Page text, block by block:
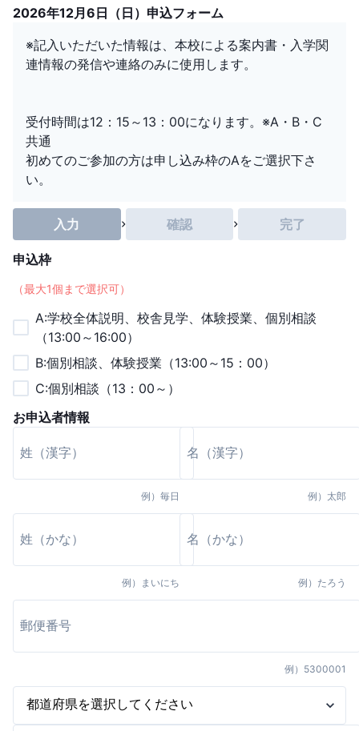
2026年12月6日（日）申込フォーム
※記入いただいた情報は、本校による案内書・入学関
連情報の発信や連絡のみに使用します。
受付時間は12：15～13：00になります。※A・B・C
共通
初めてのご参加の方は申し込み枠のAをご選択下さ
い。
入力 確認 完了
申込枠
（最大1個まで選択可）
A:学校全体説明、校舎見学、体験授業、個別相談
（13:00～16:00）
B:個別相談、体験授業（13:00～15：00）
C:個別相談（13：00～）
お申込者情報
例） 毎日 例） 太郎
例） まいにち 例） たろう
例） 5300001